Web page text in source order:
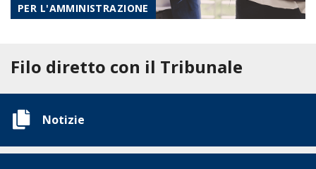
PER L'AMMINISTRAZIONE
Filo diretto con il Tribunale
Notizie